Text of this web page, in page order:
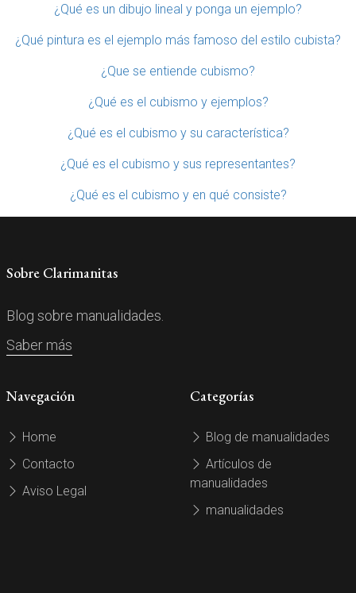
¿Qué es un dibujo lineal y ponga un ejemplo?
¿Qué pintura es el ejemplo más famoso del estilo cubista?
¿Que se entiende cubismo?
¿Qué es el cubismo y ejemplos?
¿Qué es el cubismo y su característica?
¿Qué es el cubismo y sus representantes?
¿Qué es el cubismo y en qué consiste?
Sobre Clarimanitas
Blog sobre manualidades.
Saber más
Navegación
Home
Contacto
Aviso Legal
Categorías
Blog de manualidades
Artículos de
manualidades
manualidades